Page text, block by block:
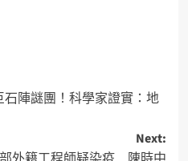
石陣謎團！科學家證實：地
Next: